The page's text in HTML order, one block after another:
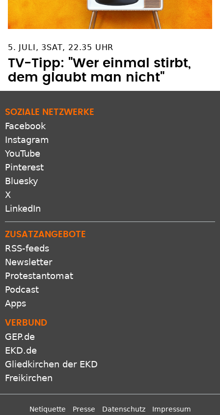
5. JULI, 3SAT, 22.35 UHR
TV-Tipp: "Wer einmal stirbt,
dem glaubt man nicht"
SOZIALE NETZWERKE
Facebook
Instagram
YouTube
Pinterest
Bluesky
X
LinkedIn
ZUSATZANGEBOTE
RSS-feeds
Newsletter
Protestantomat
Podcast
Apps
VERBUND
GEP.de
EKD.de
Gliedkirchen der EKD
Freikirchen
Netiquette Presse Datenschutz Impressum